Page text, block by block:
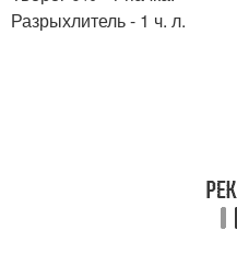
Разрыхлитель - 1 ч. л.